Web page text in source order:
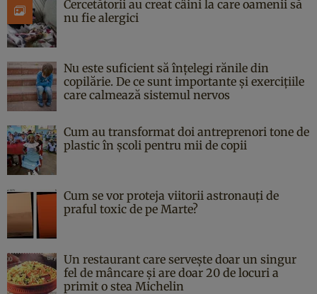
Cercetătorii au creat câini la care oamenii să
nu fie alergici
Nu este suficient să înțelegi rănile din
copilărie. De ce sunt importante și exercițiile
care calmează sistemul nervos
Cum au transformat doi antreprenori tone de
plastic în școli pentru mii de copii
Cum se vor proteja viitorii astronauți de
praful toxic de pe Marte?
Un restaurant care servește doar un singur
fel de mâncare și are doar 20 de locuri a
primit o stea Michelin